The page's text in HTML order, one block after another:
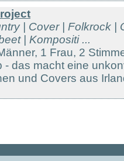
| Cover | Folkrock |
| Kompositi ...
1 Frau, 2
- das macht eine
und Covers aus